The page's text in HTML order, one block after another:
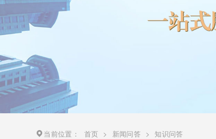
当前位置： 首页 > 新闻问答 > 知识问答